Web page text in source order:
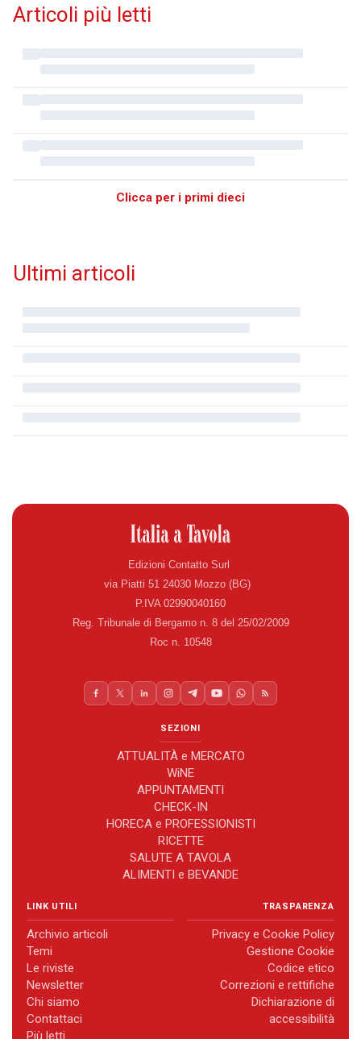
Articoli più letti
Clicca per i primi dieci
Ultimi articoli
Edizioni Contatto Surl
via Piatti 51 24030 Mozzo (BG)
P.IVA 02990040160
Reg. Tribunale di Bergamo n. 8 del 25/02/2009
Roc n. 10548
SEZIONI
ATTUALITÀ e MERCATO
WiNE
APPUNTAMENTI
CHECK-IN
HORECA e PROFESSIONISTI
RICETTE
SALUTE A TAVOLA
ALIMENTI e BEVANDE
LINK UTILI
Archivio articoli
Temi
Le riviste
Newsletter
Chi siamo
Contattaci
Più letti
TRASPARENZA
Privacy e Cookie Policy
Gestione Cookie
Codice etico
Correzioni e rettifiche
Dichiarazione di
accessibilità